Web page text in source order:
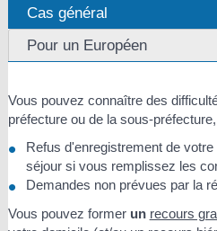
Cas général
Pour un Européen
Vous pouvez connaître des
préfecture ou de la sous-
Refus d'enregistrement de
séjour si vous remplissez les
Demandes non prévues par la
Vous pouvez former un recours